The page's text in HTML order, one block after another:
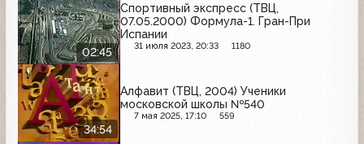
02:45
Спортивный экспресс (ТВЦ,
07.05.2000) Формула-1. Гран-При
Испании
31 июля 2023, 20:33 1180
34:54
Алфавит (ТВЦ, 2004) Ученики
московской школы №540
7 мая 2025, 17:10 559